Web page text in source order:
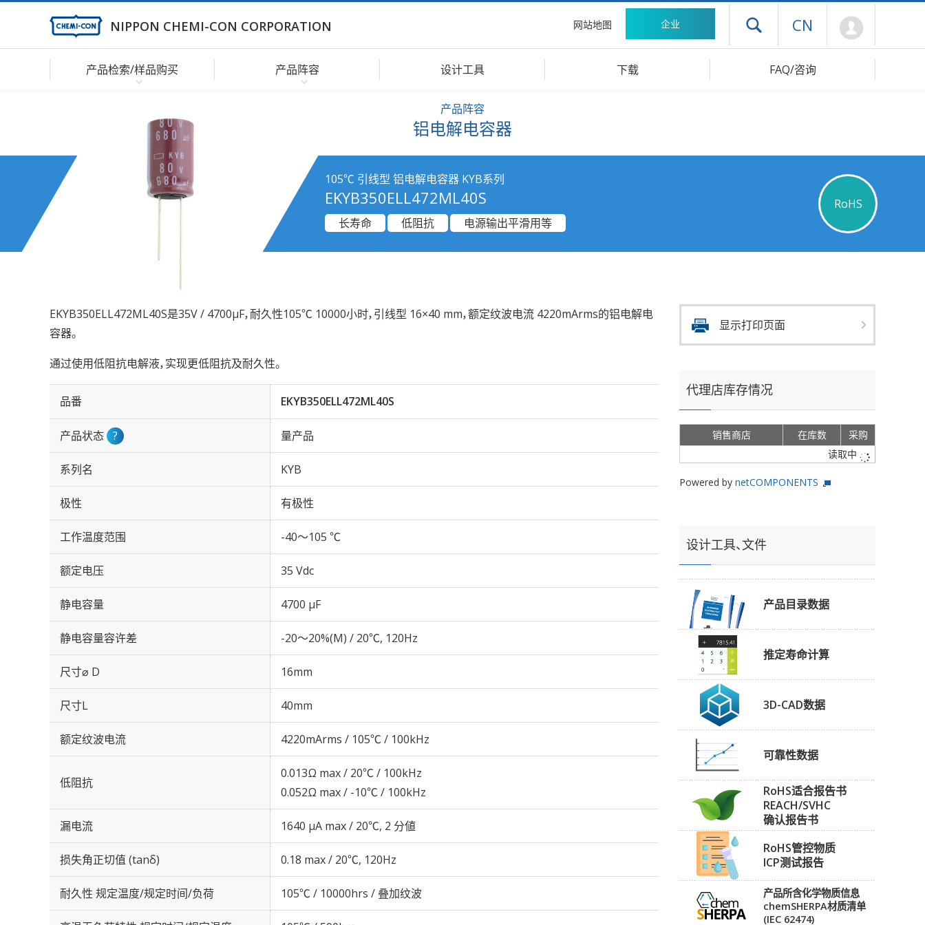
NIPPON CHEMI-CON CORPORATION 网站地图 企业 打开抽屉菜单
CN
产品检索/样品购买 产品阵容 设计工具 下载 FAQ/咨询
产品阵容
铝电解电容器
105℃ 引线型 铝电解电容器 KYB系列
EKYB350ELL472ML40S
RoHS
长寿命
低阻抗 电源输出平滑用等
EKYB350ELL472ML40S是35V / 4700µF，耐久性105℃ 10000小时，引线型 16×40 mm，额定纹波电流 4220mArms的铝电解电
容器。
通过使用低阻抗电解液，实现更低阻抗及耐久性。
品番 EKYB350ELL472ML40S
产品状态 ? 量产品
系列名 KYB
极性 有极性
工作温度范围 -40～105 ℃
额定电压 35 Vdc
静电容量 4700 µF
静电容量容许差 -20～20%(M) / 20℃, 120Hz
尺寸⌀ D 16mm
尺寸L 40mm
额定纹波电流 4220mArms / 105℃ / 100kHz
低阻抗
0.013Ω max / 20℃ / 100kHz
0.052Ω max / -10℃ / 100kHz
漏电流 1640 μA max / 20℃, 2 分値
损失角正切值 (tanδ) 0.18 max / 20℃, 120Hz
耐久性 规定温度/规定时间/负荷 105℃ / 10000hrs / 叠加纹波
显示打印页面
代理店库存情况
销售商店 在库数
采购
读取中
Powered by netCOMPONENTS
设计工具、文件
产品目录数据
推定寿命计算
3D-CAD数据
可靠性数据
RoHS适合报告书
REACH/SVHC
确认报告书
RoHS管控物质
ICP测试报告
产品所含化学物质信息
chemSHERPA材质清单
(IEC 62474)